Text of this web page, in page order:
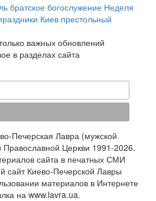
братское богослужение Неделя
Киев престольный
важных обновлений
в разделах сайта
Печерская Лавра (мужской
Православной Церкви 1991-2026.
сайта в печатных СМИ
сайт Киево-Печерской Лавры
материалов в Интернете
на www.lavra.ua.